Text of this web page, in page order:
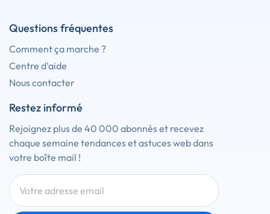
Questions fréquentes
Comment ça marche ?
Centre d'aide
Nous contacter
Restez informé
Rejoignez plus de 40 000 abonnés et recevez
chaque semaine tendances et astuces web dans
votre boîte mail !